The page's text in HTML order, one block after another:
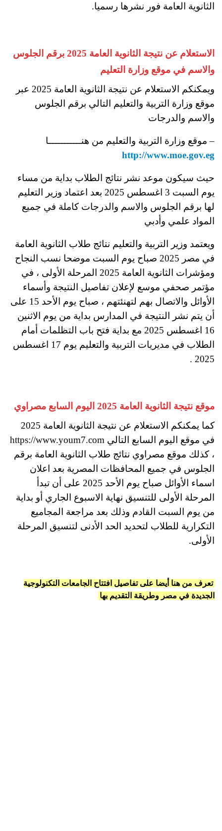
الثانوية العامة فور نشرها رسميا.
الاستعلام عن نتيجة الثانوية العامة 2025 برقم الجلوس
والاسم في موقع وزارة التعليم
ويمكنكم الاستعلام عن نتيجة الثانوية العامة 2025 عبر
موقع وزارة التربية والتعليم التالي برقم الجلوس
والاسم والدرجات
– موقع وزارة التربية والتعليم من هنـــــــــــا
http://www.moe.gov.eg
حيث سيكون موعد نشر نتائج الطلاب بداية من مساء
يوم السبت 3 اغسطس 2025 بعد اعتماد وزير التعليم
لها برقم الجلوس والاسم والدرجات كاملة في جميع
المواد علمي وأدبي
ويعتمد وزير التربية والتعليم نتائج طلاب الثانوية العامة
في مصر 2025 صباح يوم السبت موضحا نسب النجاح
ومؤشرات الثانوية العامة 2025 المرحلة الأولى ، في
مؤتمر صحفي موسع لإعلان تفاصيل النتيجة وأسماء
الأوائل والاتصال بهم لتهنئتهم ، صباح يوم الأحد 15 على
أن يتم نشر النتيجة في المدارس بداية من يوم الاثنين
16 اغسطس 2025 مع بداية فتح باب التظلمات أمام
الطلاب في مديريات التربية والتعليم يوم 17 اغسطس
2025 .
موقع نتيجة الثانوية العامة 2025 اليوم السابع مصراوي
كما يمكنكم الاستعلام عن نتيجة الثانوية العامة 2025
في موقع اليوم السابع التالي https://www.youm7.com
، كذلك موقع مصراوي نتائج طلاب الثانوية العامة برقم
الجلوس في جميع المحافظات المصرية بعد اعلان
اسماء الأوائل صباح يوم الأحد 2025 على أن تبدأ
المرحلة الأولى للتنسيق نهاية الاسبوع الجاري أو بداية
من يوم السبت القادم وذلك بعد مراجعة المجاميع
التكرارية للطلاب لتحديد الحد الأدنى لتنسيق المرحلة
الأولى.
تعرف من هنا أيضا على تفاصيل افتتاح الجامعات التكنولوجية
الجديدة في مصر وطريقة التقديم بها